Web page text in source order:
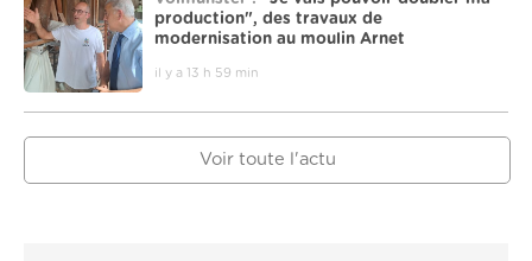
production", des travaux de
modernisation au moulin Arnet
il y a 13 h 59 min
Voir toute l'actu